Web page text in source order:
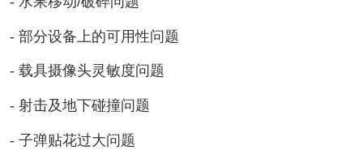
- 部分设备上的可用性问题
- 载具摄像头灵敏度问题
- 射击及地下碰撞问题
- 子弹贴花过大问题